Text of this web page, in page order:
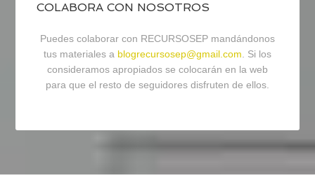
COLABORA CON NOSOTROS
Puedes colaborar con RECURSOSEP mandándonos
tus materiales a blogrecursosep@gmail.com. Si los
consideramos apropiados se colocarán en la web
para que el resto de seguidores disfruten de ellos.